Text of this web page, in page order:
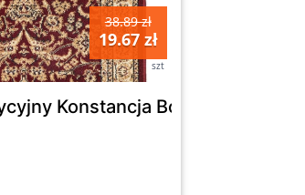
38.89 zł
19.67 zł
szt
Konstancja Bordo 120 Cm